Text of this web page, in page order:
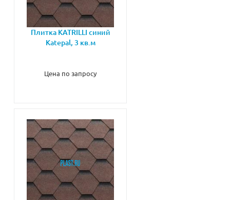
Плитка KATRILLI синий
Katepal, 3 кв.м
Цена по запросу